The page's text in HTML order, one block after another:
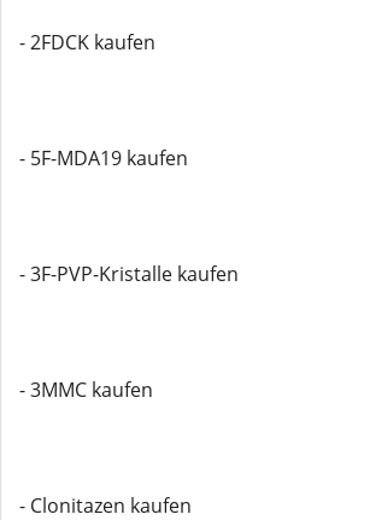
- 2FDCK kaufen
- 5F-MDA19 kaufen
- 3F-PVP-Kristalle kaufen
- 3MMC kaufen
- Clonitazen kaufen